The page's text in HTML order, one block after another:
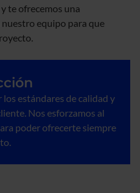
te ofrecemos una
equipo para que
estándares de calidad y
Nos esforzamos al
poder ofrecerte siempre